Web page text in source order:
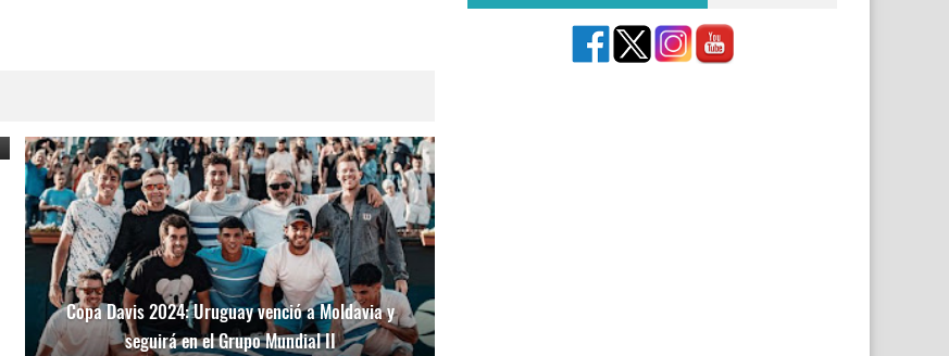
Copa Davis 2024: Uruguay venció a Moldavia y
seguirá en el Grupo Mundial II